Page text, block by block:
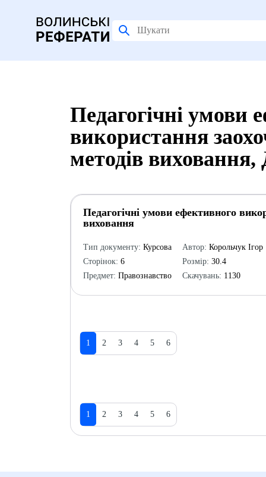
Педагогічні умови
використання
методів
Педагогічні умови ефективного
виховання
Тип документу: Курсова
Сторінок: 6
Предмет: Правознавство
Автор: Корольчук Ігор
Розмір: 30.4
Скачувань: 1130
1 2 3 4 5 6
1 2 3 4 5 6